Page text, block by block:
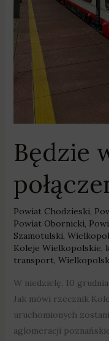
Będzie
Powiat Chodzieski,
Powiat Obornicki,
Szamotulski,
Koleje Wielkopolskie,
transport,
W niedzielę, 10
Jak mówi rzecznik
uruchomionych
aglomeracji